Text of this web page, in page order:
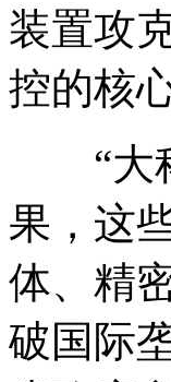
装置攻
控的核
“大
果，这
体、精
破国际